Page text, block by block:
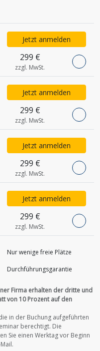
299 €
zzgl. MwSt.
Jetzt anmelden
299 €
zzgl. MwSt.
Jetzt anmelden
299 €
zzgl. MwSt.
Jetzt anmelden
299 €
zzgl. MwSt.
Jetzt anmelden
Nur wenige freie Plätze
Durchführungs­garantie
Firma erhalten der dritte und
von 10 Prozent auf den
in der Buchung aufgeführten
berechtigt. Die
Sie einen Werktag vor Beginn